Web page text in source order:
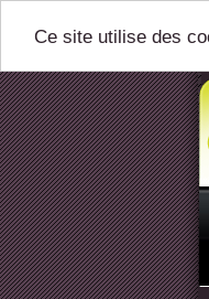
Ce site utilise des